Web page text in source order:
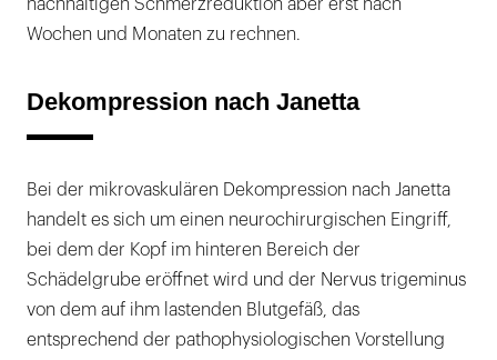
nachhaltigen Schmerzreduktion aber erst nach
Wochen und Monaten zu rechnen.
Dekompression nach Janetta
Bei der mikrovaskulären Dekompression nach Janetta
handelt es sich um einen neurochirurgischen Eingriff,
bei dem der Kopf im hinteren Bereich der
Schädelgrube eröffnet wird und der Nervus trigeminus
von dem auf ihm lastenden Blutgefäß, das
entsprechend der pathophysiologischen Vorstellung